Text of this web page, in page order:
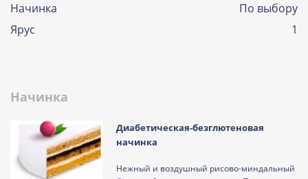
Начинка
По выбору
Ярус
1
Начинка
Диабетическая-безглютеновая
начинка
Нежный и воздушный рисово-миндальный